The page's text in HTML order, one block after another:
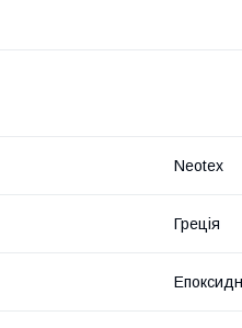
Neotex
Греція